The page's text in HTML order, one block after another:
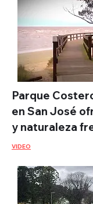
Parque
en San José
y naturaleza
VIDEO